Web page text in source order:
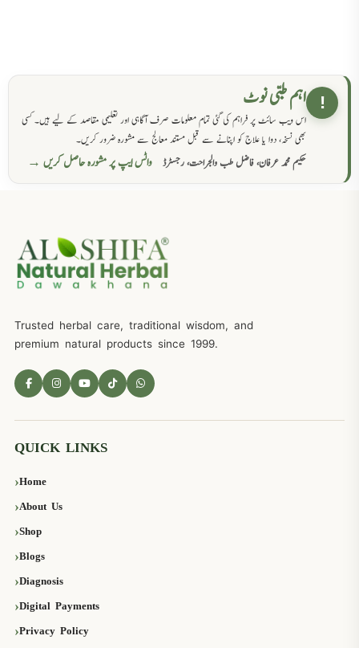
! اہم طبی نوٹ
اس ویب سائٹ پر فراہم کی گئی تمام معلومات صرف آگاہی اور تعلیمی مقاصد کے لیے ہیں۔ کسی
بھی نسخہ، دوا یا علاج کو اپنانے سے قبل مستند معالج سے مشورہ ضرور کریں۔
حکیم محمد عرفان، فاضل طب والجراحت، رجسٹرڈ
واٹس ایپ پر مشورہ حاصل کریں →
Trusted herbal care, traditional wisdom, and
premium natural products since 1999.
QUICK LINKS
Home
About Us
Shop
Blogs
Diagnosis
Digital Payments
Privacy Policy